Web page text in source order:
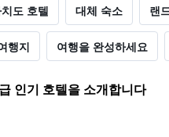
도 호텔 대체 숙소 랜
행지 여행을 완성하세요
인기 호텔을 소개합니다